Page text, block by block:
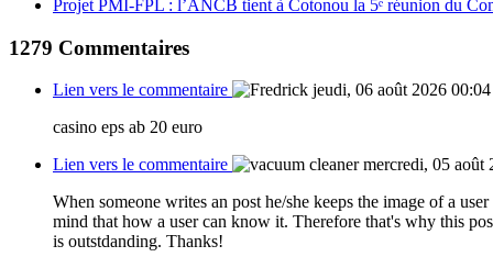
Projet PMI-FPL : l’ANCB tient à Cotonou la 5ᵉ réunion du
1279 Commentaires
Lien vers le commentaire
jeudi, 06 août 2026 00:04
casino eps ab 20 euro
Lien vers le commentaire
mercredi, 05 août
When someone writes an post he/she keeps the image of a
mind that how a user can know it. Therefore that's why this
is outstdanding. Thanks!